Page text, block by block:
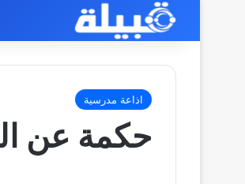
اذاعة مدرسية
حكمة عن